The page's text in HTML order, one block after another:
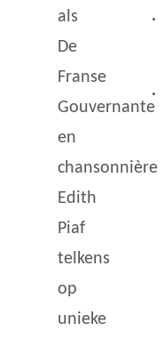
als
De
Franse
Gouvernante
en
chansonnière
Edith
Piaf
telkens
op
unieke